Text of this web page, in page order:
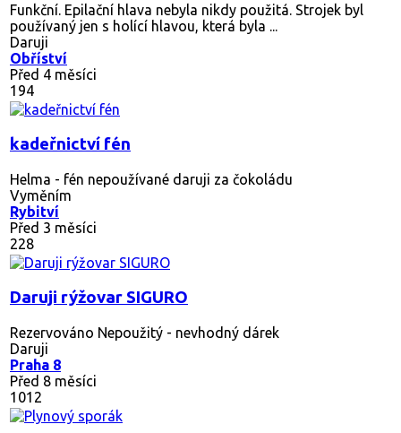
Funkční. Epilační hlava nebyla nikdy použitá. Strojek byl
používaný jen s holící hlavou, která byla ...
Daruji
Obříství
Před 4 měsíci
194
kadeřnictví fén
Helma - fén nepoužívané daruji za čokoládu
Vyměním
Rybitví
Před 3 měsíci
228
Daruji rýžovar SIGURO
Rezervováno Nepoužitý - nevhodný dárek
Daruji
Praha 8
Před 8 měsíci
1012